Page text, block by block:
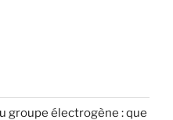
groupe électrogène : que